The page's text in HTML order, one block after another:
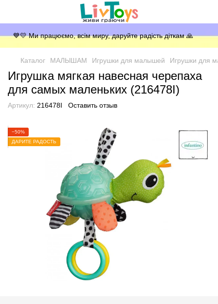
💙💛 Ми працюємо, всім миру, даруйте радість діткам 🙏
Каталог МАЛЫШАМ Игрушки для малышей Игрушки для
Игрушка мягкая навесная черепаха
для самых маленьких (216478I)
Артикул: 216478I Оставить отзыв
−50%
ДАРИТЕ РАДОСТЬ